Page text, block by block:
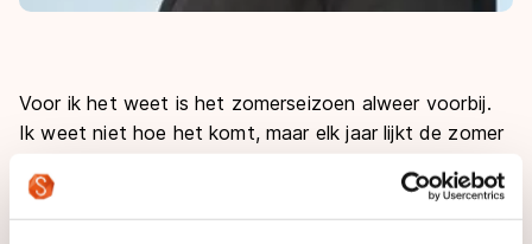
Voor ik het weet is het zomerseizoen alweer voorbij.
Ik weet niet hoe het komt, maar elk jaar lijkt de zomer
omdat we half juni al konden schaatsen in Thialf. Drie
weken langebanen en daarna konden we direct de